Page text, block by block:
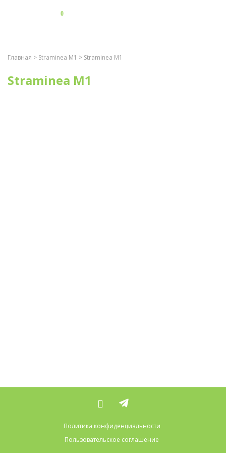
0
Главная > Straminea M1 > Straminea M1
Straminea M1
Политика конфиденциальности
Пользовательское соглашение